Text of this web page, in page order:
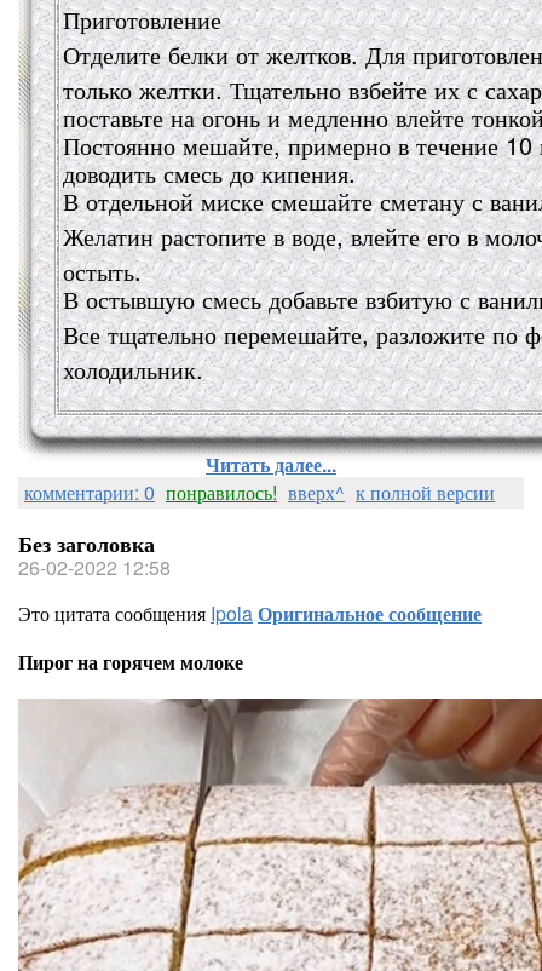
Приготовление
Отделите белки от желтков. Для
только желтки. Тщательно взбейте их с
поставьте на огонь и медленно влейте
Постоянно мешайте, примерно в течение 10
доводить смесь до кипения.
В отдельной миске смешайте сметану с
Желатин растопите в воде, влейте его в
остыть.
В остывшую смесь добавьте взбитую с
Все тщательно перемешайте, разложите по
холодильник.
Читать далее...
комментарии: 0 понравилось! вверх^ к полной версии
Без заголовка
26-02-2022 12:58
Это цитата сообщения IpolaОригинальное сообщение
Пирог на горячем молоке